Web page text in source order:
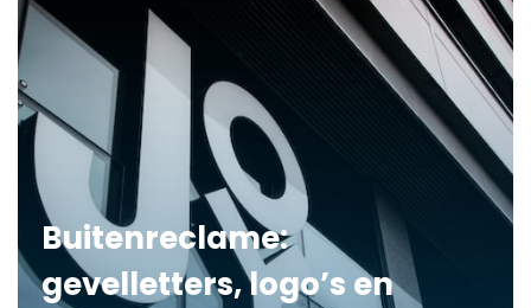
Buitenreclame:
gevelletters, logo’s en